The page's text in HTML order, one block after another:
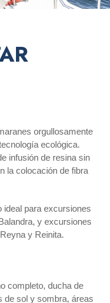
orgullosamente
ecológica.
infusión de resina sin
la colocación de fibra
ideal para excursiones
y excursiones
y Reinita.
completo, ducha de
de sol y sombra, áreas